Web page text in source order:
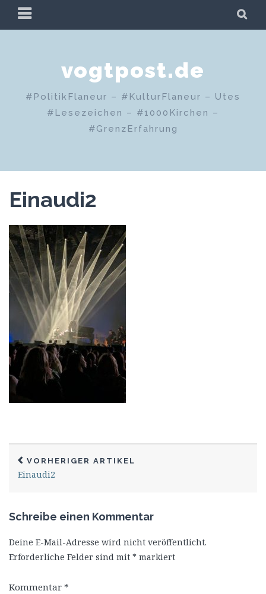
Zum
PRIMÄRES
MENÜ
vogtpost.de
#PolitikFlaneur – #KulturFlaneur – Utes
#Lesezeichen – #1000Kirchen –
#GrenzErfahrung
Einaudi2
VORHERIGER ARTIKEL
Einaudi2
Schreibe einen Kommentar
Deine E-Mail-Adresse wird nicht veröffentlicht.
Erforderliche Felder sind mit * markiert
Kommentar *